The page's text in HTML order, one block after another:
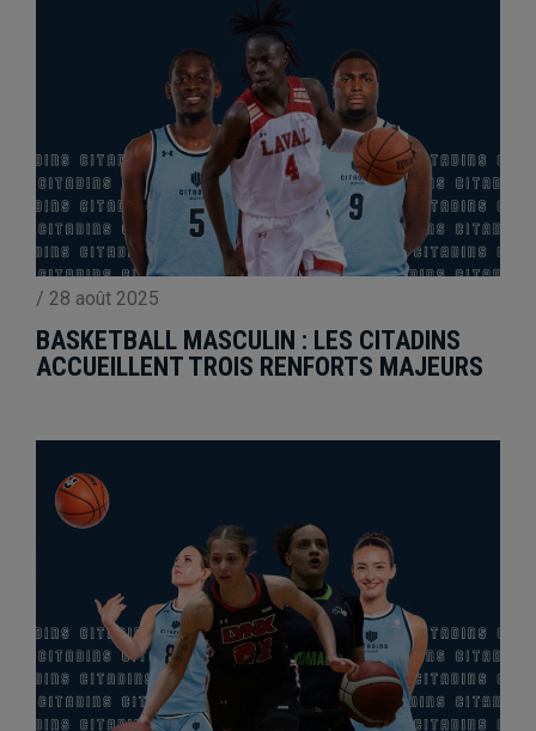
/ 28 août 2025
BASKETBALL MASCULIN : LES CITADINS
ACCUEILLENT TROIS RENFORTS MAJEURS